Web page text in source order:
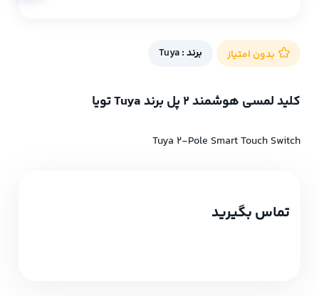
بدون امتیاز برند :Tuya
کلید لمسی هوشمند 2 پل برند Tuya تویا
Tuya 2-Pole Smart Touch Switch
تماس بگیرید